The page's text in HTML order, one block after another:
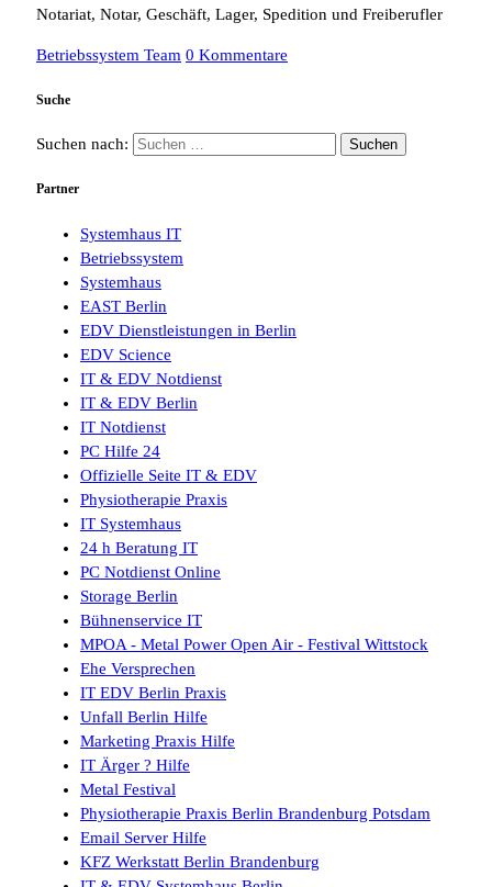
Notariat, Notar, Geschäft, Lager, Spedition und Freiberufler
Betriebssystem Team 0 Kommentare
Suche
Suchen nach:
Partner
Systemhaus IT
Betriebssystem
Systemhaus
EAST Berlin
EDV Dienstleistungen in Berlin
EDV Science
IT & EDV Notdienst
IT & EDV Berlin
IT Notdienst
PC Hilfe 24
Offizielle Seite IT & EDV
Physiotherapie Praxis
IT Systemhaus
24 h Beratung IT
PC Notdienst Online
Storage Berlin
Bühnenservice IT
MPOA - Metal Power Open Air - Festival Wittstock
Ehe Versprechen
IT EDV Berlin Praxis
Unfall Berlin Hilfe
Marketing Praxis Hilfe
IT Ärger ? Hilfe
Metal Festival
Physiotherapie Praxis Berlin Brandenburg Potsdam
Email Server Hilfe
KFZ Werkstatt Berlin Brandenburg